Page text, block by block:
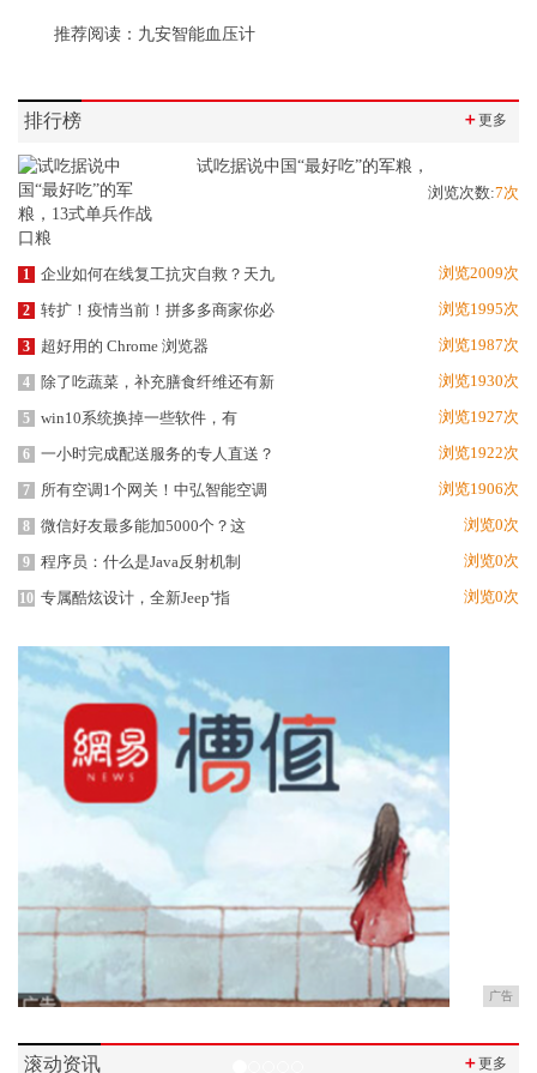
推荐阅读： 九安智能血压计
排行榜 ＋更多
试吃据说中国“最好吃”的军粮，
浏览次数:7次
1 企业如何在线复工抗灾自救？天九 浏览2009次
2 转扩！疫情当前！拼多多商家你必 浏览1995次
3 超好用的 Chrome 浏览器 浏览1987次
4 除了吃蔬菜，补充膳食纤维还有新 浏览1930次
5 win10系统换掉一些软件，有 浏览1927次
6 一小时完成配送服务的专人直送？ 浏览1922次
7 所有空调1个网关！中弘智能空调 浏览1906次
8 微信好友最多能加5000个？这 浏览0次
9 程序员：什么是Java反射机制 浏览0次
10 专属酷炫设计，全新Jeep⁺指 浏览0次
广告
滚动资讯 ＋更多